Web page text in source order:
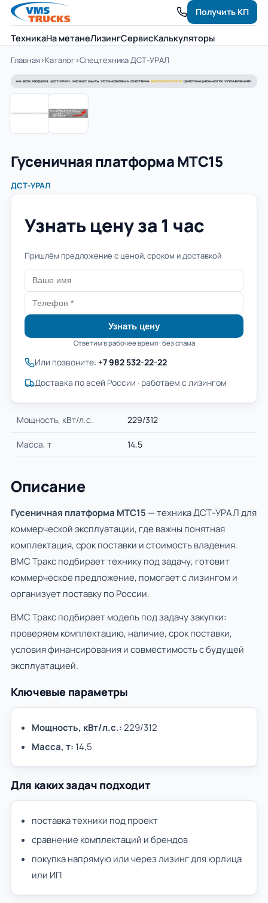
ТехникаНа метанеЛизингСервисКалькуляторы
Получить КП
Главная›Каталог›Спецтехника ДСТ-УРАЛ
Гусеничная платформа МТС15
ДСТ-УРАЛ
Узнать цену за 1 час
Пришлём предложение с ценой, сроком и доставкой
Узнать цену
Ответим в рабочее время · без спама
Или позвоните: +7 982 532-22-22
Доставка по всей России · работаем с лизингом
Мощность, кВт/л.с. 229/312
Масса, т 14,5
Описание
Гусеничная платформа МТС15 — техника ДСТ-УРАЛ для
коммерческой эксплуатации, где важны понятная
комплектация, срок поставки и стоимость владения.
ВМС Тракс подбирает технику под задачу, готовит
коммерческое предложение, помогает с лизингом и
организует поставку по России.
ВМС Тракс подбирает модель под задачу закупки:
проверяем комплектацию, наличие, срок поставки,
условия финансирования и совместимость с будущей
эксплуатацией.
Ключевые параметры
Мощность, кВт/л.с.:229/312
Масса, т: 14,5
Для каких задач подходит
поставка техники под проект
сравнение комплектаций и брендов
покупка напрямую или через лизинг для юрлица
или ИП